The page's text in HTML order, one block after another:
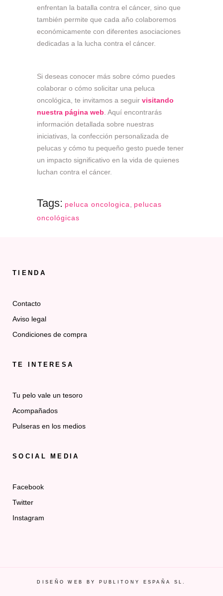
enfrentan la batalla contra el cáncer, sino que
también permite que cada año colaboremos
económicamente con diferentes asociaciones
dedicadas a la lucha contra el cáncer.
Si deseas conocer más sobre cómo puedes
colaborar o cómo solicitar una peluca
oncológica, te invitamos a seguir visitando
nuestra página web . Aquí encontrarás
información detallada sobre nuestras
iniciativas, la confección personalizada de
pelucas y cómo tu pequeño gesto puede tener
un impacto significativo en la vida de quienes
luchan contra el cáncer.
Tags: peluca oncologica
pelucas
oncológicas
TIENDA
Contacto
Aviso legal
Condiciones de compra
TE INTERESA
Tu pelo vale un tesoro
Acompañados
Pulseras en los medios
SOCIAL MEDIA
Facebook
Twitter
Instagram
DISEÑO WEB BY PUBLITONY ESPAÑA SL.